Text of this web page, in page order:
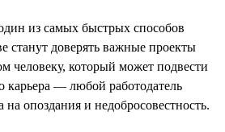
из самых быстрых способов
станут доверять важные проекты
человеку, который может подвести
карьера — любой работодатель
на опоздания и недобросовестность.